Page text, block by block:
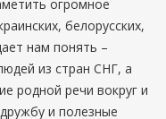
огромное
белорусских,
нам понять –
из стран СНГ, а
родной речи вокруг и
и полезные